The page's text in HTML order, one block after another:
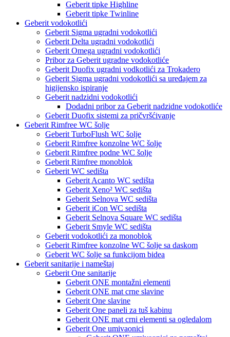
Geberit tipke Highline
Geberit tipke Twinline
Geberit vodokotlići
Geberit Sigma ugradni vodokotlići
Geberit Delta ugradni vodokotlići
Geberit Omega ugradni vodokotlići
Pribor za Geberit ugradne vodokotliće
Geberit Duofix ugradni vodkotlići za Trokadero
Geberit Sigma ugradni vodokotlići sa uređajem za
higijensko ispiranje
Geberit nadzidni vodokotlići
Dodadni pribor za Geberit nadzidne vodokotliće
Geberit Duofix sistemi za pričvršćivanje
Geberit Rimfree WC šolje
Geberit TurboFlush WC šolje
Geberit Rimfree konzolne WC šolje
Geberit Rimfree podne WC šolje
Geberit Rimfree monoblok
Geberit WC sedišta
Geberit Acanto WC sedišta
Geberit Xeno² WC sedišta
Geberit Selnova WC sedišta
Geberit iCon WC sedišta
Geberit Selnova Square WC sedišta
Geberit Smyle WC sedišta
Geberit vodokotlići za monoblok
Geberit Rimfree konzolne WC šolje sa daskom
Geberit WC šolje sa funkcijom bidea
Geberit sanitarije i nameštaj
Geberit One sanitarije
Geberit ONE montažni elementi
Geberit ONE mat crne slavine
Geberit One slavine
Geberit One paneli za tuš kabinu
Geberit ONE mat crni elementi sa ogledalom
Geberit One umivaonici